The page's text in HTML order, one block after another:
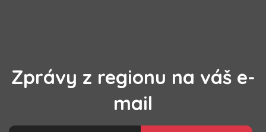
Zprávy z regionu na váš e-
mail